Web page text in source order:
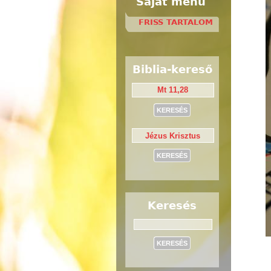
FRISS TARTALOM
Biblia-kereső
Keresés